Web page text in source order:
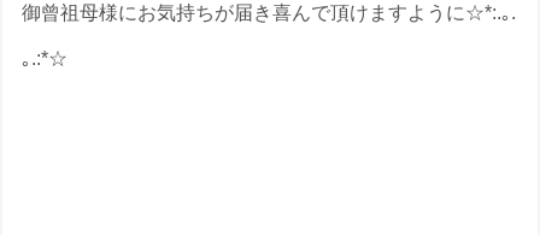
御曾祖母様にお気持ちが届き喜んで頂けますように☆*:.｡.
｡.:*☆